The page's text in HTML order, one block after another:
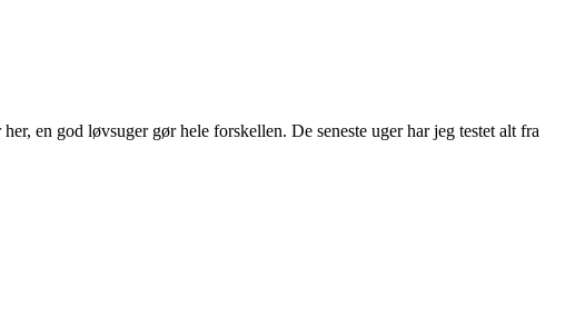
en god løvsuger gør hele forskellen. De seneste uger har jeg testet alt fra